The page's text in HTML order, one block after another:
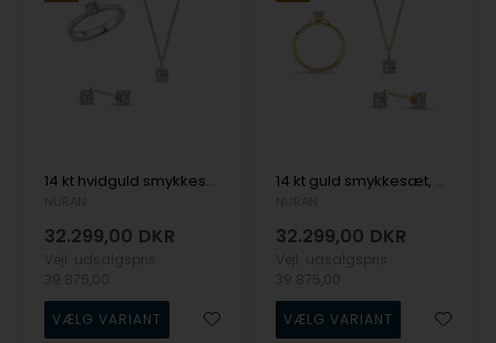
14 kt hvidguld smykkesæt, The One serien fra Nuran med ialt 0,92 ct Diamant
32.299,00 DKR
14 kt guld smykkesæt, The One serien fra Nuran med ialt 0,92 ct Diamant
32.299,00 DKR